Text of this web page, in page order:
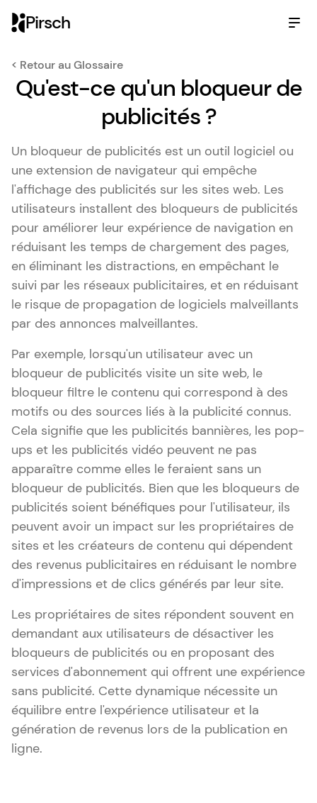
Pirsch
< Retour au Glossaire
Qu'est-ce qu'un bloqueur de
publicités ?
Un bloqueur de publicités est un outil logiciel ou
une extension de navigateur qui empêche
l'affichage des publicités sur les sites web. Les
utilisateurs installent des bloqueurs de publicités
pour améliorer leur expérience de navigation en
réduisant les temps de chargement des pages,
en éliminant les distractions, en empêchant le
suivi par les réseaux publicitaires, et en réduisant
le risque de propagation de logiciels malveillants
par des annonces malveillantes.
Par exemple, lorsqu'un utilisateur avec un
bloqueur de publicités visite un site web, le
bloqueur filtre le contenu qui correspond à des
motifs ou des sources liés à la publicité connus.
Cela signifie que les publicités bannières, les pop-
ups et les publicités vidéo peuvent ne pas
apparaître comme elles le feraient sans un
bloqueur de publicités. Bien que les bloqueurs de
publicités soient bénéfiques pour l'utilisateur, ils
peuvent avoir un impact sur les propriétaires de
sites et les créateurs de contenu qui dépendent
des revenus publicitaires en réduisant le nombre
d'impressions et de clics générés par leur site.
Les propriétaires de sites répondent souvent en
demandant aux utilisateurs de désactiver les
bloqueurs de publicités ou en proposant des
services d'abonnement qui offrent une expérience
sans publicité. Cette dynamique nécessite un
équilibre entre l'expérience utilisateur et la
génération de revenus lors de la publication en
ligne.